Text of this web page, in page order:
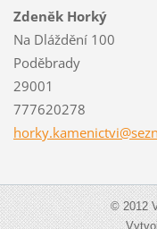
Zdeněk Horký
Na Dláždění 100
Poděbrady
29001
777620278
horky.kamenictvi
© 2012